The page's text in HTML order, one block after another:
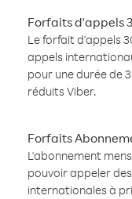
Forfaits d'appels
Le forfait d'appels
appels
pour une durée de
réduits Viber.
Forfaits
L'abonnement
pouvoir appeler
internationales à